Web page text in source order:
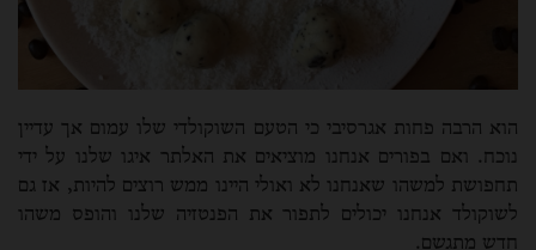
הוא הרבה פחות אגרסיבי כי הטעם השוקולדי שלו עמום אך עדיין
נוכח. ואם בפורים אנחנו מוציאים את האלתר איגו שלנו על ידי
תחפושת למשהו שאנחנו לא ואולי היינו ממש רוצים להיות, אז גם
לשוקולד אנחנו יכולים לתפור את הפנטזיה שלנו והופס משהו
חדש מתגשם.